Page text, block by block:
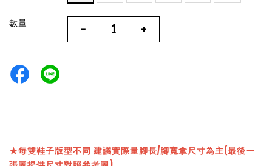
數量 - +
★每雙鞋子版型不同 建議實際量腳長/腳寬拿尺寸為主(最後一